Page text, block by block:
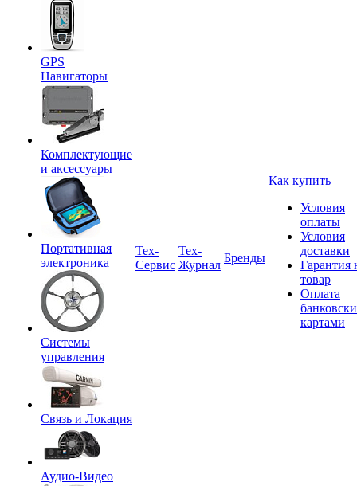
GPS
Навигаторы
Комплектующие
и аксессуары
Портативная
электроника
Системы
управления
Связь и Локация
Аудио-Видео
Tex-
Сервис
Тех-
Журнал
Бренды
Как купить
Условия
оплаты
Условия
доставки
Гарантия
товар
Оплата
картами